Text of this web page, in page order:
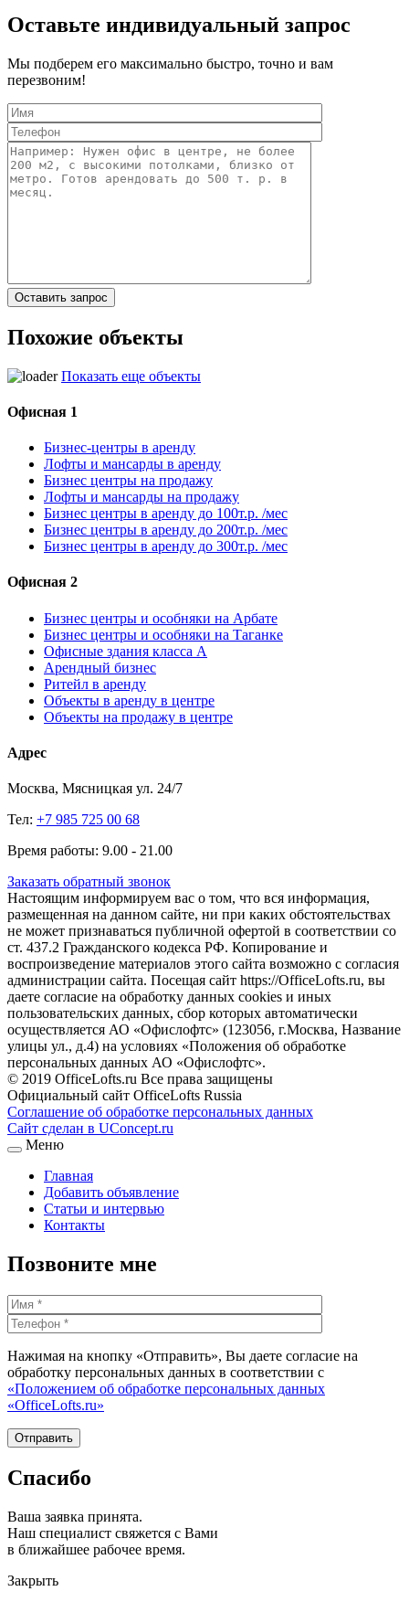
Оставьте индивидуальный запрос
Мы подберем его максимально быстро, точно и вам
перезвоним!
Похожие объекты
Показать еще объекты
Офисная 1
Бизнес-центры в аренду
Лофты и мансарды в аренду
Бизнес центры на продажу
Лофты и мансарды на продажу
Бизнес центры в аренду до 100т.р. /мес
Бизнес центры в аренду до 200т.р. /мес
Бизнес центры в аренду до 300т.р. /мес
Офисная 2
Бизнес центры и особняки на Арбате
Бизнес центры и особняки на Таганке
Офисные здания класса А
Арендный бизнес
Ритейл в аренду
Объекты в аренду в центре
Объекты на продажу в центре
Адрес
Москва, Мясницкая ул. 24/7
Тел: +7 985 725 00 68
Время работы: 9.00 - 21.00
Заказать обратный звонок
Настоящим информируем вас о том, что вся информация,
размещенная на данном сайте, ни при каких обстоятельствах
не может признаваться публичной офертой в соответствии со
ст. 437.2 Гражданского кодекса РФ. Копирование и
воспроизведение материалов этого сайта возможно с согласия
администрации сайта. Посещая сайт https://OfficeLofts.ru, вы
даете согласие на обработку данных cookies и иных
пользовательских данных, сбор которых автоматически
осуществляется АО «Офислофтс» (123056, г.Москва, Название
улицы ул., д.4) на условиях «Положения об обработке
персональных данных АО «Офислофтс».
© 2019 OfficeLofts.ru Все права защищены
Официальный сайт OfficeLofts Russia
Соглашение об обработке персональных данных
Сайт сделан в UConcept.ru
Меню
Главная
Добавить объявление
Статьи и интервью
Контакты
Позвоните мне
Нажимая на кнопку «Отправить», Вы даете согласие на
обработку персональных данных в соответствии с
«Положением об обработке персональных данных
«OfficeLofts.ru»
Спасибо
Ваша заявка принята.
Наш специалист свяжется с Вами
в ближайшее рабочее время.
Закрыть